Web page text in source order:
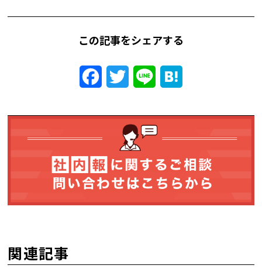
この記事をシェアする
FacebookTwitter Line
関連記事